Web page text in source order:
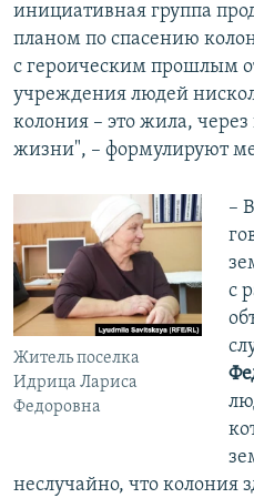
инициативная группа
планом по спасению
с героическим прошлым
учреждения людей
колония – это жила,
жизни", – формулируют
Житель поселка
Идрица Лариса
Федоровна
–
с
неслучайно, что колония